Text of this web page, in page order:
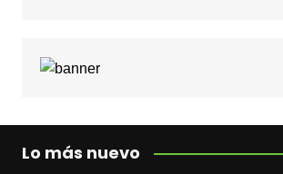
Lo más nuevo